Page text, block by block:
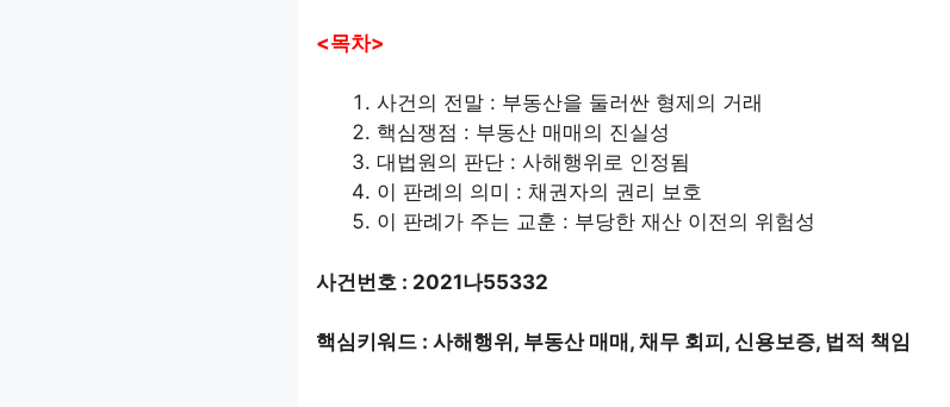
<목차>
사건의 전말 : 부동산을 둘러싼 형제의 거래
핵심쟁점 : 부동산 매매의 진실성
대법원의 판단 : 사해행위로 인정됨
이 판례의 의미 : 채권자의 권리 보호
이 판례가 주는 교훈 : 부당한 재산 이전의 위험성
사건번호 : 2021나55332
핵심키워드 : 사해행위, 부동산 매매, 채무 회피, 신용보증, 법적 책임